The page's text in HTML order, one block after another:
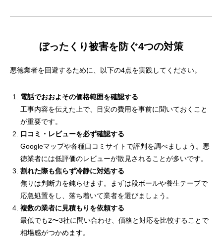
ぼったくり被害を防ぐ4つの対策
悪徳業者を回避するために、以下の4点を実践してください。
電話でおおよその価格範囲を確認する
工事内容を伝えた上で、目安の費用を事前に聞いておくこと
が重要です。
口コミ・レビューを必ず確認する
Googleマップや各種口コミサイトで評判を調べましょう。悪
徳業者には低評価のレビューが散見されることが多いです。
割れた際も焦らず冷静に対処する
焦りは判断力を鈍らせます。まずは段ボールや養生テープで
応急処置をし、落ち着いて業者を選びましょう。
複数の業者に見積もりを依頼する
最低でも2〜3社に問い合わせ、価格と対応を比較することで
相場感がつかめます。